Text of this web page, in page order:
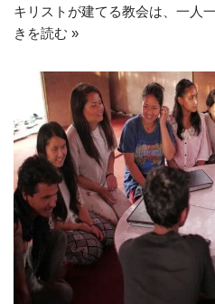
キリストが建てる教会は、一人
きを読む »